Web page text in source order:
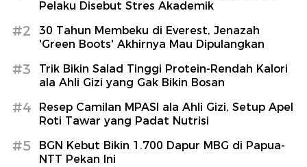
Pelaku Disebut Stres Akademik
#2
30 Tahun Membeku di Everest, Jenazah
'Green Boots' Akhirnya Mau Dipulangkan
#3
Trik Bikin Salad Tinggi Protein-Rendah Kalori
ala Ahli Gizi yang Gak Bikin Bosan
#4
Resep Camilan MPASI ala Ahli Gizi, Setup Apel
Roti Tawar yang Padat Nutrisi
#5
BGN Kebut Bikin 1.700 Dapur MBG di Papua-
NTT Pekan Ini